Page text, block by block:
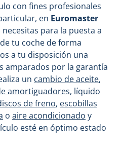
con fines profesionales
en Euromaster
para la puesta a
tu coche de forma
a tu disposición una
amparados por la garantía
un cambio de aceite,
amortiguadores, líquido
de freno, escobillas
o aire acondicionado y
esté en óptimo estado